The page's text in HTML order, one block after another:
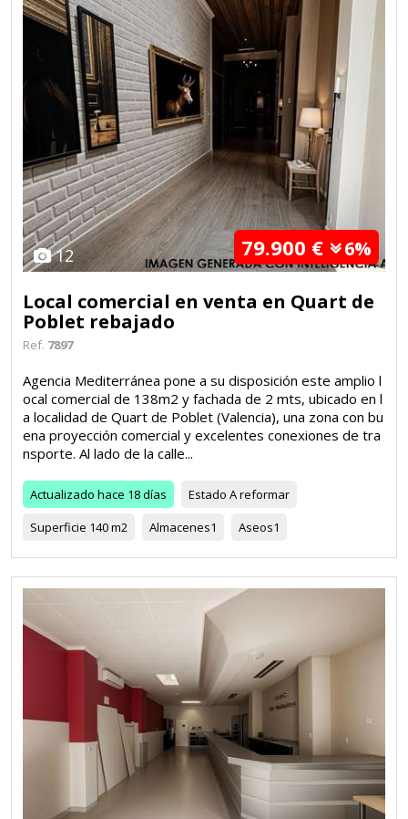
12 79.900 € 6%
Local comercial en venta en Quart de
Poblet rebajado
Ref. 7897
Agencia Mediterránea pone a su disposición este amplio l
ocal comercial de 138m2 y fachada de 2 mts, ubicado en l
a localidad de Quart de Poblet (Valencia), una zona con bu
ena proyección comercial y excelentes conexiones de tra
nsporte. Al lado de la calle...
Actualizado hace 18 días Estado A reformar
Superficie 140 m2 Almacenes1 Aseos1